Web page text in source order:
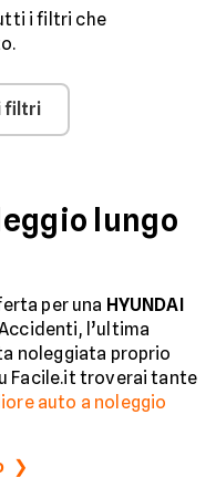
i filtri che
filtri
lungo
per una HYUNDAI
l’ultima
noleggiata proprio
Facile.it troverai tante
auto a noleggio